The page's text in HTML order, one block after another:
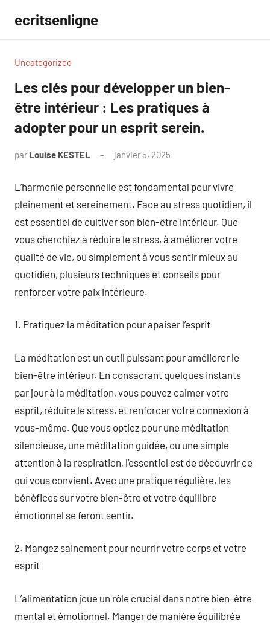
contenu
ecritsenligne
Uncategorized
Les clés pour développer un bien-
être intérieur : Les pratiques à
adopter pour un esprit serein.
par Louise KESTEL janvier 5, 2025
L’harmonie personnelle est fondamental pour vivre
pleinement et sereinement. Face au stress quotidien, il
est essentiel de cultiver son bien-être intérieur. Que
vous cherchiez à réduire le stress, à améliorer votre
qualité de vie, ou simplement à vous sentir mieux au
quotidien, plusieurs techniques et conseils pour
renforcer votre paix intérieure.
1. Pratiquez la méditation pour apaiser l’esprit
La méditation est un outil puissant pour améliorer le
bien-être intérieur. En consacrant quelques instants
par jour à la méditation, vous pouvez calmer votre
esprit, réduire le stress, et renforcer votre connexion à
vous-même. Que vous optiez pour une méditation
silencieuse, une méditation guidée, ou une simple
attention à la respiration, l’essentiel est de découvrir ce
qui vous convient. Avec une pratique régulière, les
bénéfices sur votre bien-être et votre équilibre
émotionnel se feront sentir.
2. Mangez sainement pour nourrir votre corps et votre
esprit
L’alimentation joue un rôle crucial dans notre bien-être
mental et émotionnel. Manger de manière équilibrée